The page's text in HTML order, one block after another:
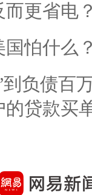
而更省电
国怕什么
到负债百
贷款买